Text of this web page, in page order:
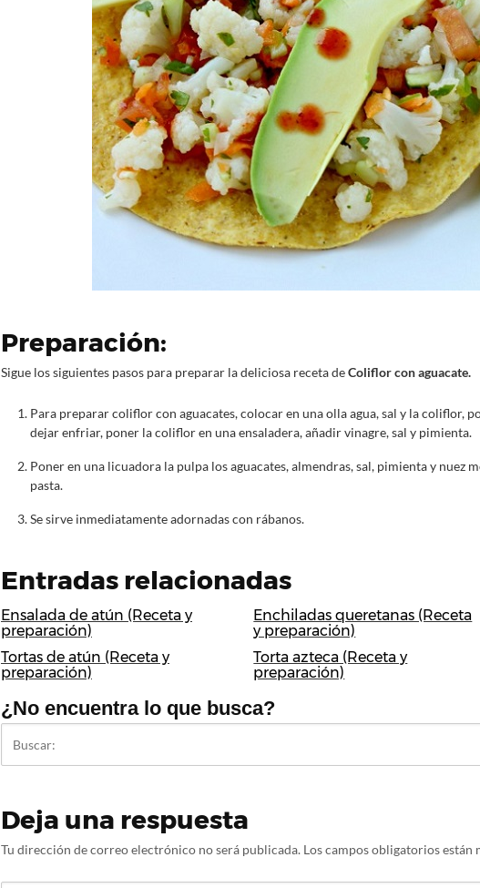
Preparación:
Sigue los siguientes pasos para preparar la deliciosa receta deColiflor con aguacate.
Para preparar coliflor con aguacates, colocar en una olla agua, sal y la coliflor,
dejar enfriar, poner la coliflor en una ensaladera, añadir vinagre, sal y pimienta.
Poner en una licuadora la pulpa los aguacates, almendras, sal, pimienta y nuez
pasta.
Se sirve inmediatamente adornadas con rábanos.
Entradas relacionadas
Ensalada de atún (Receta y
preparación)
Enchiladas queretanas (Receta
y preparación)
Tortas de atún (Receta y
preparación)
Torta azteca (Receta y
preparación)
¿No encuentra lo que busca?
Deja una respuesta
Tu dirección de correo electrónico no será publicada. Los campos obligatorios están